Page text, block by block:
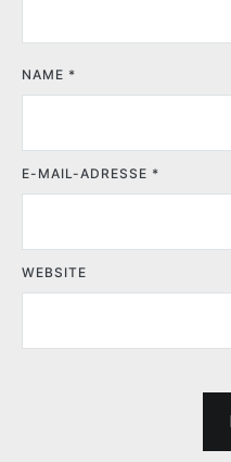
NAME *
E-MAIL-ADRESSE *
WEBSITE